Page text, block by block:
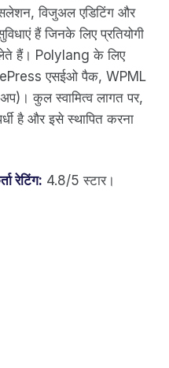
विजुअल एडिटिंग और
हैं जिनके लिए प्रतियोगी
हैं। Polylang के लिए
एसईओ पैक, WPML
कुल स्वामित्व लागत पर,
है और इसे स्थापित करना
रेटिंग: 4.8/5 स्टार।